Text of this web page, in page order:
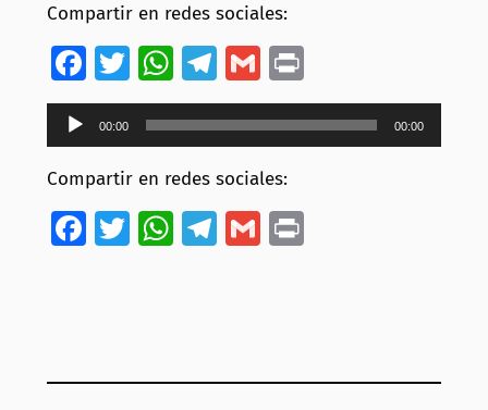
Compartir en redes sociales:
Facebook
Twitter
WhatsApp
Telegram
GmailPrint
Reproductor
de
audio
00:00 00:00
Compartir en redes sociales:
Facebook
Twitter
WhatsApp
Telegram
GmailPrint